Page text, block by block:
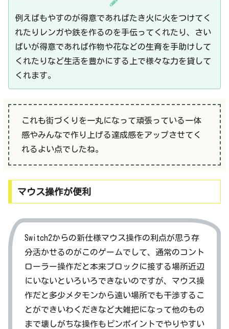
例えばもやすのが得意であればたき火に火をつけてく
れたりレンガや鉄を作るのを手伝ってくれたり、さい
ばいが得意であれば作物や花などの生育を手助けして
くれたりなど生活を豊かにする上で様々な力を貸して
くれます。
これも街づくりを一丸になって頑張っている一体
感やみんなで作り上げる達成感をアップさせてく
れるよい点でしたね。
マウス操作が便利
Switch2からの新仕様マウス操作の利点が思う存
分活かせるのがこのゲームでして、通常のコント
ローラー操作だと本来ブロックに接する場所近辺
にいないといろいろできないのですが、マウス操
作だと多少メタモンから遠い場所でも干渉するこ
とができいわくだきなど大雑把になって他のもの
まで壊しがちな操作もピンポイントでやりやすい